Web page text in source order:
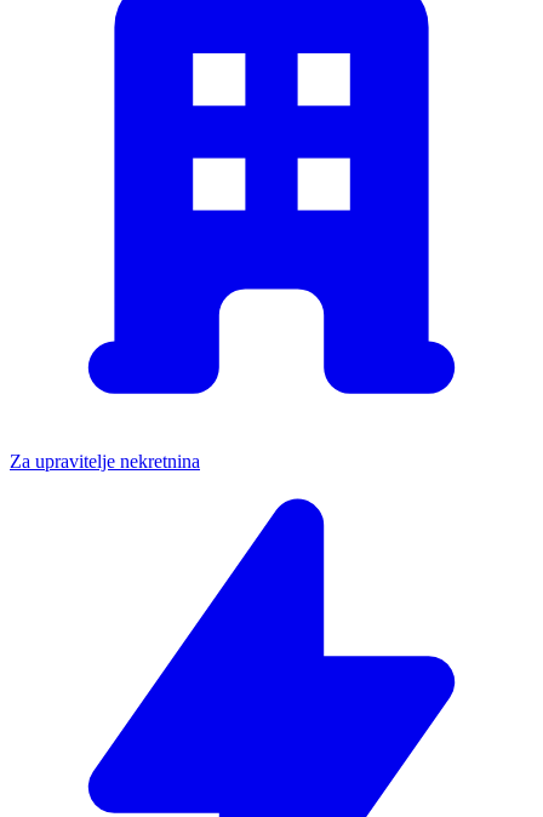
Za upravitelje nekretnina